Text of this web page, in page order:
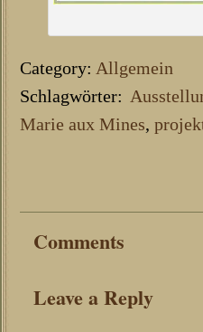
Category: Allgemein
Schlagwörter:
Marie aux Mines,
Comments
Leave a Reply